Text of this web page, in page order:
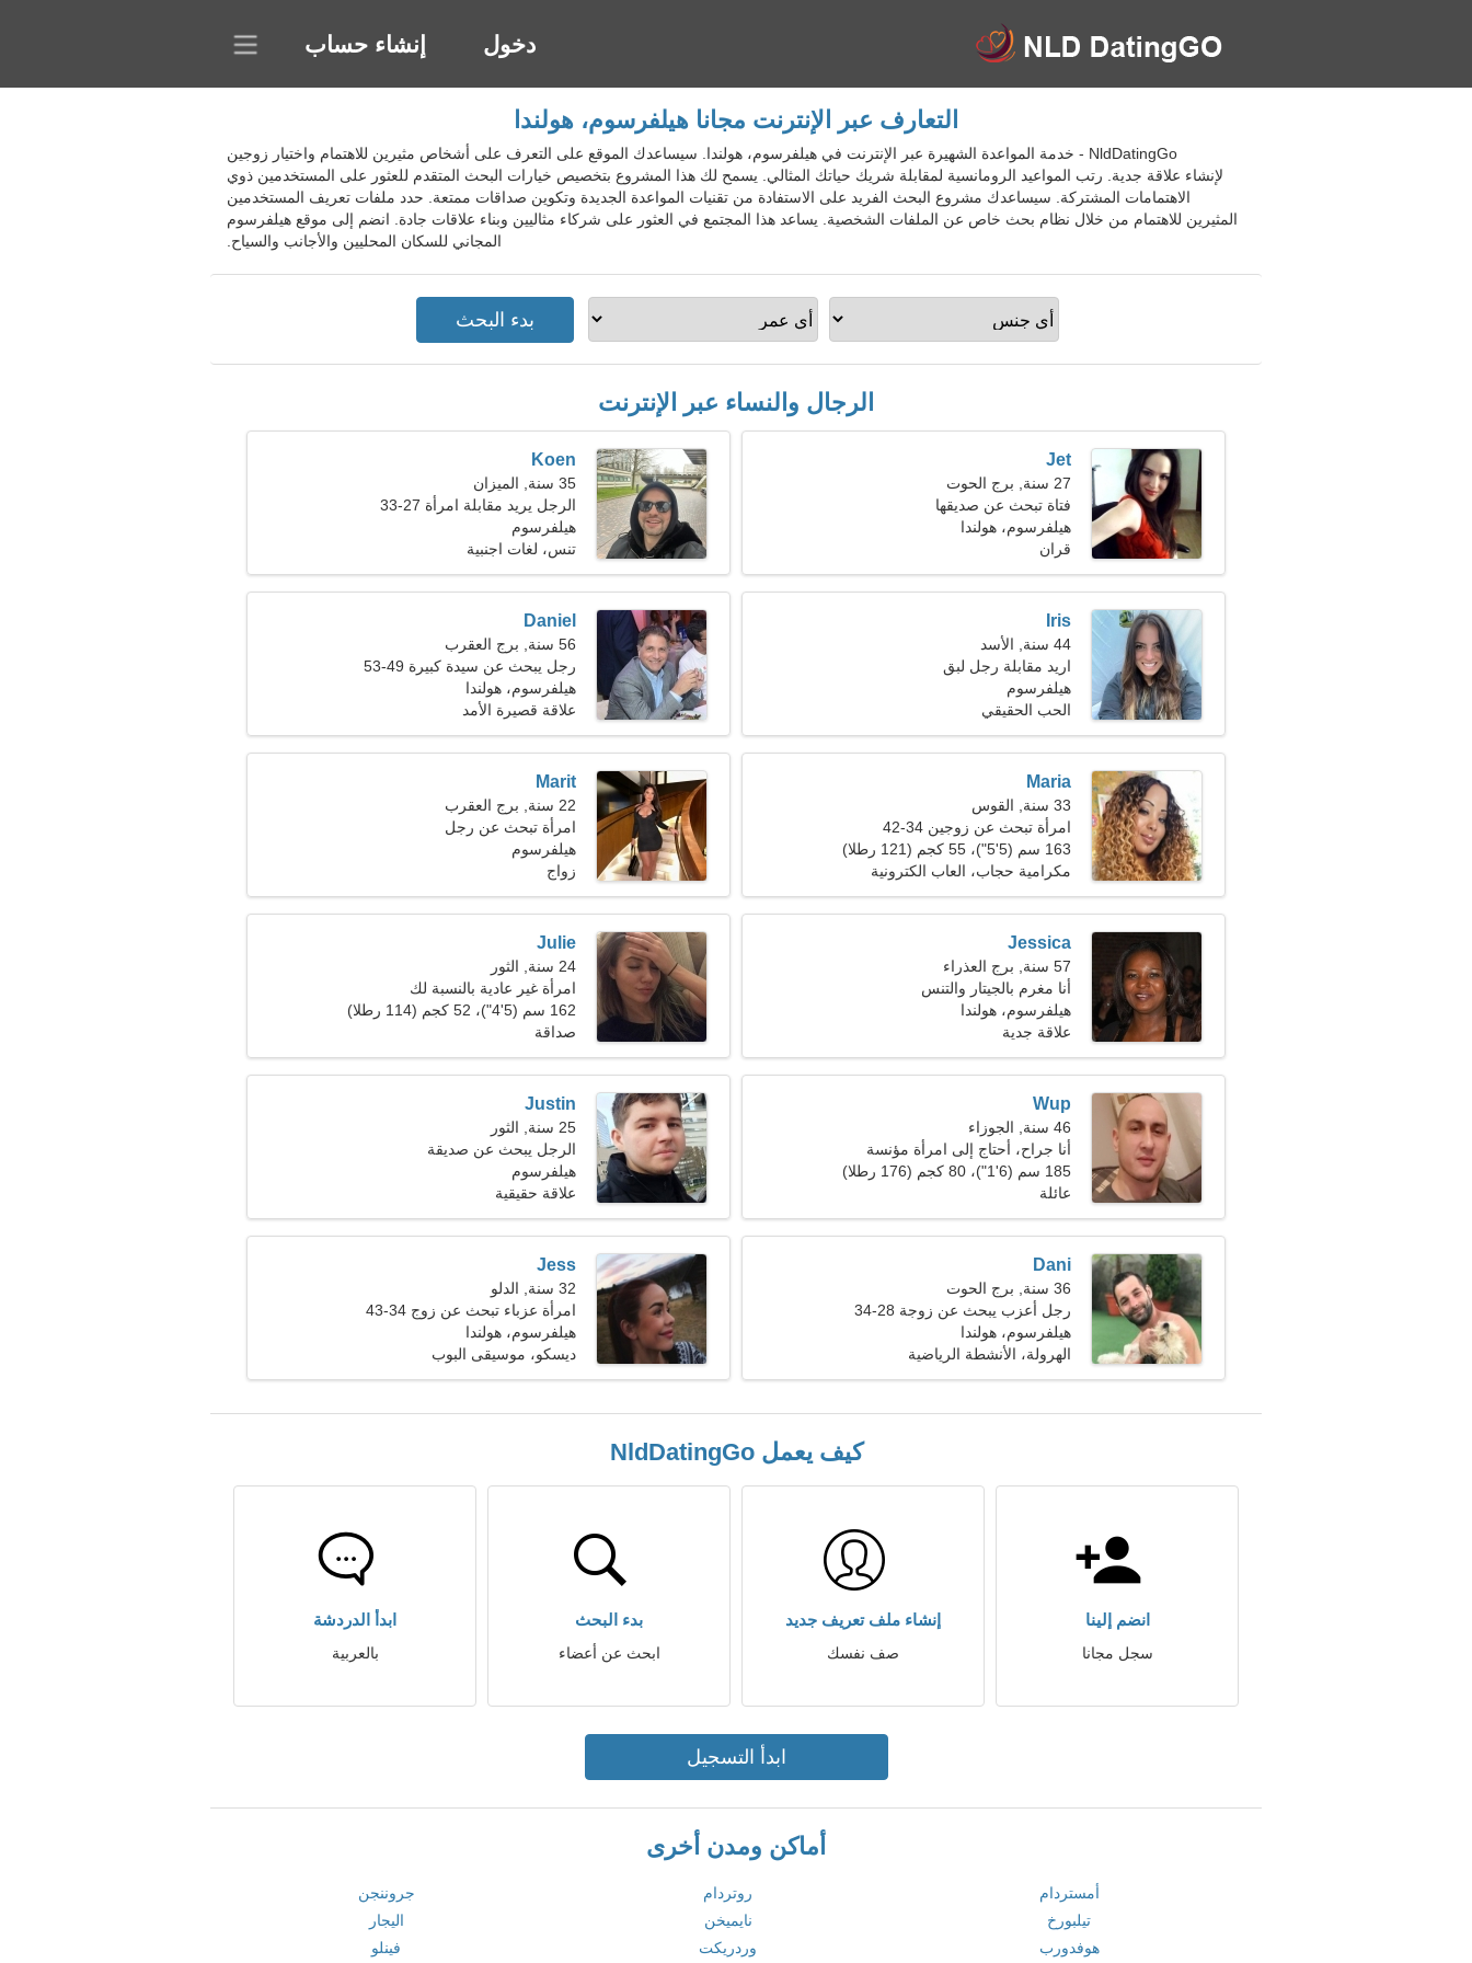
دخول إنشاء حساب
التعارف عبر الإنترنت مجانا هيلفرسوم، هولندا
NldDatingGo - خدمة المواعدة الشهيرة عبر الإنترنت في هيلفرسوم، هولندا. سيساعدك الموقع على التعرف على أشخاص مثيرين للاهتمام واختيار زوجين
لإنشاء علاقة جدية. رتب المواعيد الرومانسية لمقابلة شريك حياتك المثالي. يسمح لك هذا المشروع بتخصيص خيارات البحث المتقدم للعثور على المستخدمين ذوي
الاهتمامات المشتركة. سيساعدك مشروع البحث الفريد على الاستفادة من تقنيات المواعدة الجديدة وتكوين صداقات ممتعة. حدد ملفات تعريف المستخدمين
المثيرين للاهتمام من خلال نظام بحث خاص عن الملفات الشخصية. يساعد هذا المجتمع في العثور على شركاء مثاليين وبناء علاقات جادة. انضم إلى موقع هيلفرسوم
المجاني للسكان المحليين والأجانب والسياح.
الرجال والنساء عبر الإنترنت
Jet
27 سنة, برج الحوت
فتاة تبحث عن صديقها
هيلفرسوم، هولندا
قران
Koen
35 سنة, الميزان
الرجل يريد مقابلة امرأة 27-33
هيلفرسوم
تنس، لغات اجنبية
Iris
44 سنة, الأسد
اريد مقابلة رجل لبق
هيلفرسوم
الحب الحقيقي
Daniel
56 سنة, برج العقرب
رجل يبحث عن سيدة كبيرة 49-53
هيلفرسوم، هولندا
علاقة قصيرة الأمد
Maria
33 سنة, القوس
امرأة تبحث عن زوجين 34-42
163 سم (5'5")، 55 كجم (121 رطلا)
مكرامية حجاب، العاب الكترونية
Marit
22 سنة, برج العقرب
امرأة تبحث عن رجل
هيلفرسوم
زواج
Jessica
57 سنة, برج العذراء
أنا مغرم بالجيتار والتنس
هيلفرسوم، هولندا
علاقة جدية
Julie
24 سنة, الثور
امرأة غير عادية بالنسبة لك
162 سم (5'4")، 52 كجم (114 رطلا)
صداقة
Wup
46 سنة, الجوزاء
أنا جراح، أحتاج إلى امرأة مؤنسة
185 سم (6'1")، 80 كجم (176 رطلا)
عائلة
Justin
25 سنة, الثور
الرجل يبحث عن صديقة
هيلفرسوم
علاقة حقيقية
Dani
36 سنة, برج الحوت
رجل أعزب يبحث عن زوجة 28-34
هيلفرسوم، هولندا
الهرولة، الأنشطة الرياضية
Jess
32 سنة, الدلو
امرأة عزباء تبحث عن زوج 34-43
هيلفرسوم، هولندا
ديسكو، موسيقى البوب
كيف يعمل NldDatingGo
انضم إلينا
سجل مجانا
إنشاء ملف تعريف جديد
صف نفسك
بدء البحث
ابحث عن أعضاء
ابدأ الدردشة
بالعربية
ابدأ التسجيل
أماكن ومدن أخرى
أمستردام روتردام
جروننجن
تيلبورخ
نايميخن
اليجار
هوفدورب
وردريكت فينلو